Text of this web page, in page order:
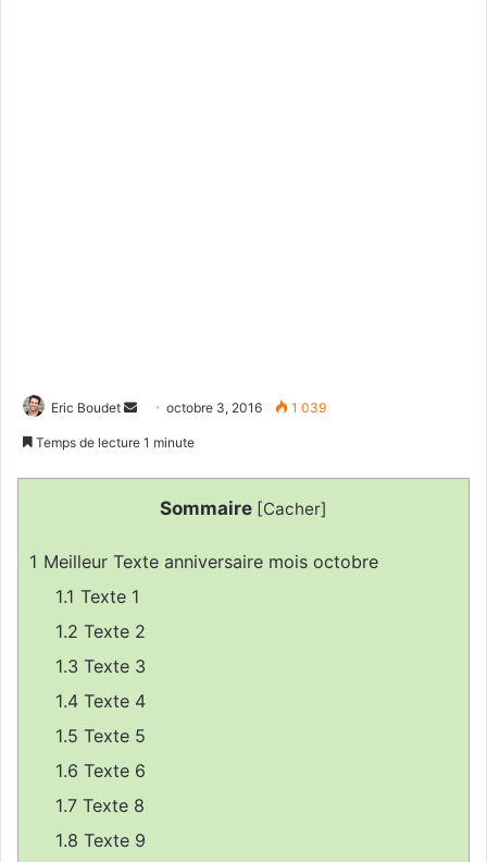
Eric Boudet
r
u
c
o
u
r
i
e
octobre 3, 2016 1 039
Temps de lecture 1 minute
Sommaire [Cacher]
1 Meilleur Texte anniversaire mois octobre
1.1 Texte 1
1.2 Texte 2
1.3 Texte 3
1.4 Texte 4
1.5 Texte 5
1.6 Texte 6
1.7 Texte 8
1.8 Texte 9